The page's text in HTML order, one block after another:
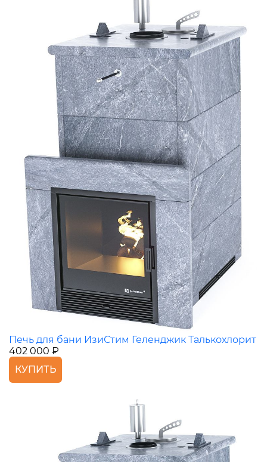
Печь для бани ИзиСтим Геленджик Талькохлорит
402 000 ₽
КУПИТЬ